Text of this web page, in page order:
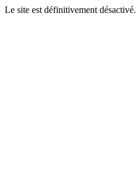
Le site est définitivement désactivé.